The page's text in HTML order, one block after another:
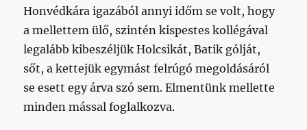
Honvédkára igazából annyi időm se volt, hogy
a mellettem ülő, szintén kispestes kollégával
legalább kibeszéljük Holcsikát, Batik gólját,
sőt, a kettejük egymást felrúgó megoldásáról
se esett egy árva szó sem. Elmentünk mellette
minden mással foglalkozva.